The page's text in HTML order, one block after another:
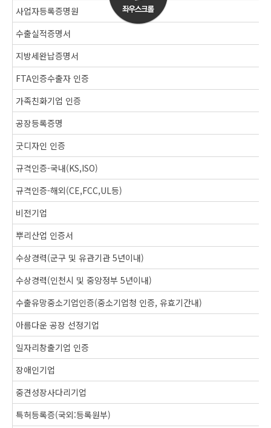
사업자등록증명원
수출실적증명서
지방세완납증명서
FTA인증수출자 인증
가족친화기업 인증
공장등록증명
굿디자인 인증
규격인증-국내(KS,ISO)
규격인증-해외(CE,FCC,UL등)
비전기업
뿌리산업 인증서
수상경력(군구 및 유관기관 5년이내)
수상경력(인천시 및 중앙정부 5년이내)
수출유망중소기업인증(중소기업청 인증, 유효기간내)
아름다운 공장 선정기업
일자리창출기업 인증
장애인기업
중견성장사다리기업
특허등록증(국외:등록원부)